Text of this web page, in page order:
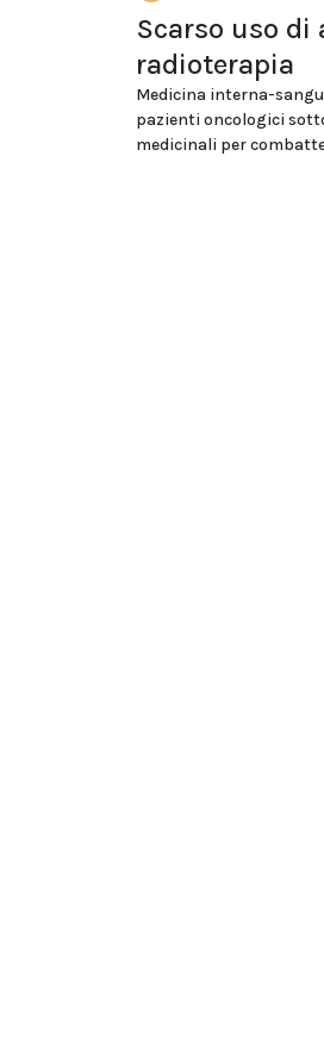
Scarso uso
radioterapia
Medicina interna-
pazienti oncologici
medicinali per